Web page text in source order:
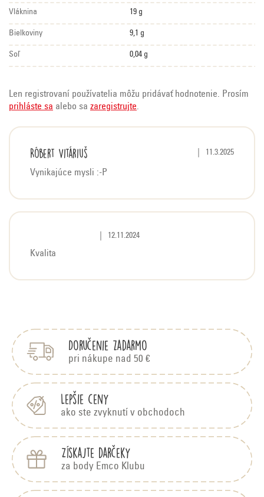
Vláknina 19 g
Bielkoviny 9,1 g
Soľ 0,04 g
Len registrovaní používatelia môžu pridávať hodnotenie. Prosím
prihláste sa alebo sa zaregistrujte.
i
s
n
n
Róbert Vitáriuš Hodnotenie
11.3.2025
Vynikajúce mysli :-P
Hodnotenie produktu je 5 z 5 hviezdičiek.
12.11.2024
Kvalita
Doručenie zadarmo
pri nákupe nad 50 €
Lepšie ceny
ako ste zvyknutí v obchodoch
Získajte darčeky
za body Emco Klubu